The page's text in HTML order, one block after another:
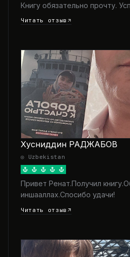
Книгу обязательно прочту.
Читать отзыв
Хусниддин РАДЖАБОВ
◎ Uzbekistan
Привет Ренат.Получил
иншааллах.Спосибо удачи!
Читать отзыв